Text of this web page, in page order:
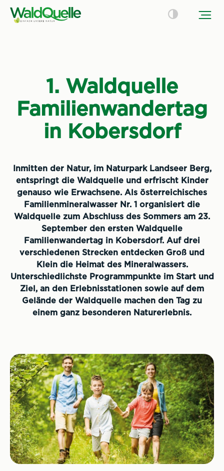
1. Waldquelle
Familienwandertag
in Kobersdorf
Inmitten der Natur, im Naturpark Landseer Berg,
entspringt die Waldquelle und erfrischt Kinder
genauso wie Erwachsene. Als österreichisches
Familienmineralwasser Nr. 1 organisiert die
Waldquelle zum Abschluss des Sommers am 23.
September den ersten Waldquelle
Familienwandertag in Kobersdorf. Auf drei
verschiedenen Strecken entdecken Groß und
Klein die Heimat des Mineralwassers.
Unterschiedlichste Programmpunkte im Start und
Ziel, an den Erlebnisstationen sowie auf dem
Gelände der Waldquelle machen den Tag zu
einem ganz besonderen Naturerlebnis.